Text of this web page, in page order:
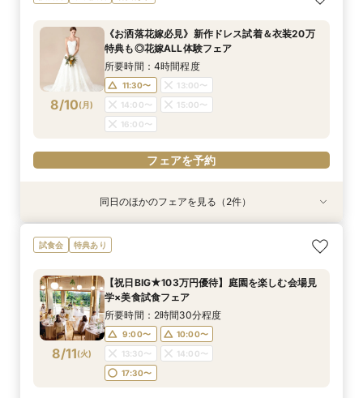
8/9( 日
比較検討フェア
9:00〜
10:00〜
13:30〜
14:00〜
17:30〜
フェアを予約
8/9( 日
イル相談×贅沢試食フェア
9:00〜
10:00〜
13:30〜
14:00〜
17:30〜
フェアを予約
8/9( 日
含む4万円相当試食×会場コーディネート見学！
なしフェア♪
所要時間：2時間30分程度
13:30〜
14:00〜
17:30〜
フェアを予約
8/9( 日
体験×豪華試食
9:00〜
10:00〜
13:30〜
14:00〜
17:30〜
フェアを予約
8/9( 日
見積もり相談会×試食付
13:30〜 17:30〜
フェアを予約
8/10(月)
《お洒落花嫁必見》新作ドレス試着＆衣装20万
特典も◎花嫁ALL体験フェア
所要時間：4時間程度
11:30〜
13:00〜
14:00〜
15:00〜
16:00〜
フェアを予約
特典あり
8/10(月)
＼初見学おすすめ★ゆったり相談会／6000坪庭
園ツアー＊特典あり♪
11:30〜
12:00〜
13:00〜
15:00〜
17:00〜
フェアを予約
8/10(月)
アットホームウェディング【6～39名様までご検
討の方/少人数会食プラン相談会】日本庭園を一
ケット付
所要時間：2時間30分程度
14:00〜
15:00〜
17:00〜
フェアを予約
同日のほかのフェアを見る（2件）
試食会 特典あり
8/11(火)
【祝日BIG★103万円優待】庭園を楽しむ会場見
学×美食試食フェア
所要時間：2時間30分程度
9:00〜
10:00〜
13:30〜
14:00〜
17:30〜